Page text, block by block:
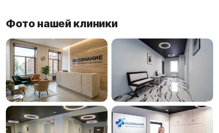
Фото нашей клиники